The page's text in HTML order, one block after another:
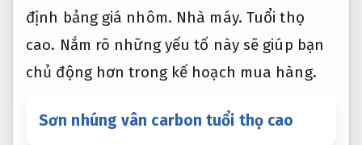
định bảng giá nhôm. Nhà máy. Tuổi thọ
cao. Nắm rõ những yếu tố này sẽ giúp bạn
chủ động hơn trong kế hoạch mua hàng.
Sơn nhúng vân carbon tuổi thọ cao